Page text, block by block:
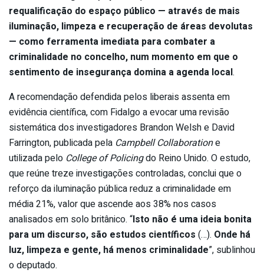
requalificação do espaço público — através de mais
iluminação, limpeza e recuperação de áreas devolutas
— como ferramenta imediata para combater a
criminalidade no concelho, num momento em que o
sentimento de insegurança domina a agenda local.
A recomendação defendida pelos liberais assenta em
evidência científica, com Fidalgo a evocar uma revisão
sistemática dos investigadores Brandon Welsh e David
Farrington, publicada pela Campbell Collaboratione
utilizada pelo College of Policingdo Reino Unido. O estudo,
que reúne treze investigações controladas, conclui que o
reforço da iluminação pública reduz a criminalidade em
média 21%, valor que ascende aos 38% nos casos
analisados em solo britânico. “Isto não é uma ideia bonita
para um discurso, são estudos científicos (…). Onde há
luz, limpeza e gente, há menos criminalidade”, sublinhou
o deputado.